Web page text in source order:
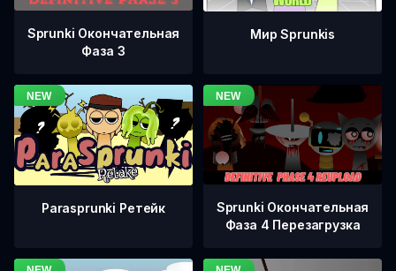
Sprunki Окончательная
Фаза 3
Мир Sprunkis
Parasprunki Ретейк
Sprunki Окончательная
Фаза 4 Перезагрузка